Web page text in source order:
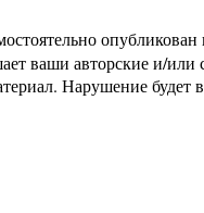
ваши авторские и/
Нарушение будет